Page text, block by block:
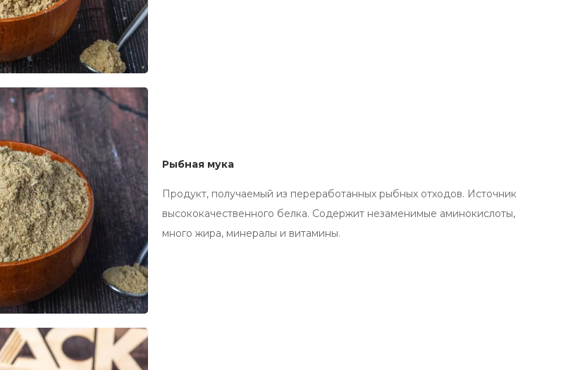
Рыбная мука
Продукт, получаемый из переработанных рыбных отходов. Источник
высококачественного белка. Содержит незаменимые аминокислоты,
много жира, минералы и витамины.